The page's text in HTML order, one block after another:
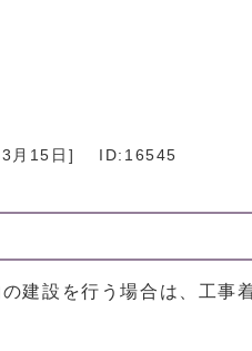
月15日 ] ID:16545
建設を行う場合は、工事